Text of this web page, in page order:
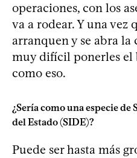
operaciones, con los
va a rodear. Y una vez
arranquen y se abra la
muy difícil ponerles el
como eso.
¿Sería como una especie
del Estado (SIDE)?
Puede ser hasta más